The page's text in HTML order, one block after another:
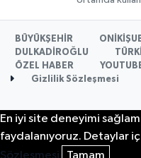
BÜYÜKŞEHİR
DULKADİROĞLU
ÖZEL HABER
Gizlilik Sözleşmesi
En iyi site deneyimi
faydalanıyoruz. Detaylar
Sözleşmesi
Tamam